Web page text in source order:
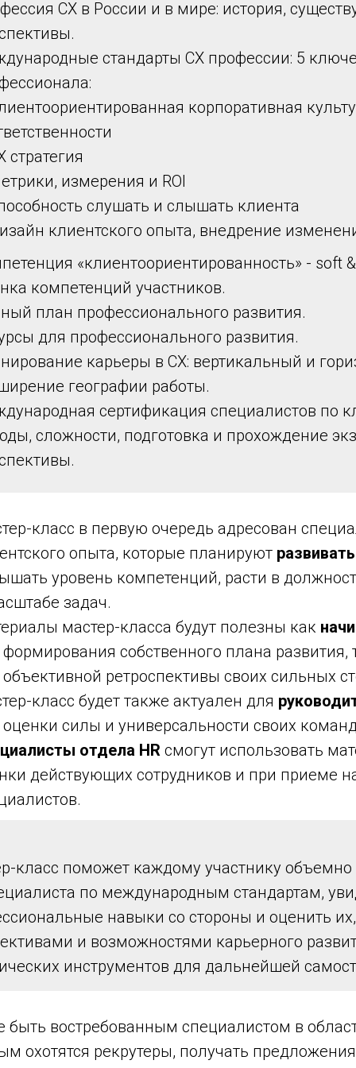
СХ в России и в мире: история,
стандарты СХ профессии: 5
корпоративная
стратегия
измерения и ROI
слушать и слышать клиента
клиентского опыта, внедрение
«клиентоориентированность» - soft
компетенций участников.
план профессионального развития.
для профессионального развития.
карьеры в СХ: вертикальный и
географии работы.
сертификация специалистов по
сложности, подготовка и прохождение
класс в первую очередь адресован
опыта, которые планируют
уровень компетенций, расти в
задач.
мастер-класса будут полезны как
собственного плана развития,
ретроспективы своих сильных
класс будет также актуален для
силы и универсальности своих
отдела HR смогут использовать
действующих сотрудников и при приеме
класс поможет каждому участнику
по международным стандартам,
навыки со стороны и оценить
и возможностями карьерного
инструментов для дальнейшей
быть востребованным специалистом в
охотятся рекрутеры, получать